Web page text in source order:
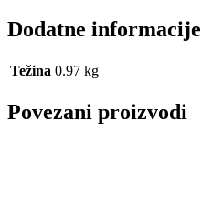
Dodatne informacije
Težina 0.97 kg
Povezani proizvodi